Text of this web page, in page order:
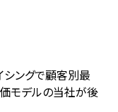
ングで顧客別最
モデルの当社が後